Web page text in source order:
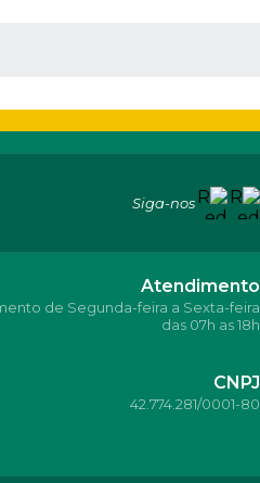
Siga-nos
Atendimento
de Segunda-feira a Sexta-feira
das 07h as 18h
CNPJ
42.774.281/0001-80